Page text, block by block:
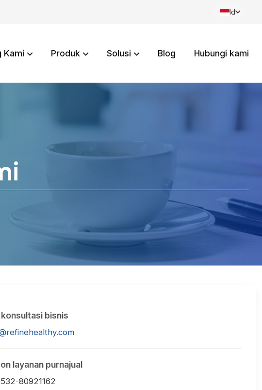
Id
Kami Produk Solusi Blog Hubungi kami
konsultasi bisnis
layanan purnajual
80921162